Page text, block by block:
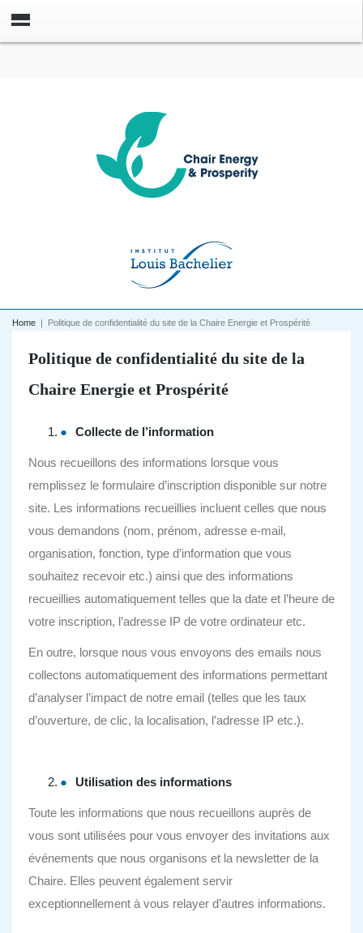
Home | Politique de confidentialité du site de la Chaire Energie et Prospérité
Politique de confidentialité du site de la
Chaire Energie et Prospérité
Collecte de l’information
Nous recueillons des informations lorsque vous
remplissez le formulaire d’inscription disponible sur notre
site. Les informations recueillies incluent celles que nous
vous demandons (nom, prénom, adresse e-mail,
organisation, fonction, type d’information que vous
souhaitez recevoir etc.) ainsi que des informations
recueillies automatiquement telles que la date et l’heure de
votre inscription, l’adresse IP de votre ordinateur etc.
En outre, lorsque nous vous envoyons des emails nous
collectons automatiquement des informations permettant
d’analyser l’impact de notre email (telles que les taux
d’ouverture, de clic, la localisation, l’adresse IP etc.).
Utilisation des informations
Toute les informations que nous recueillons auprès de
vous sont utilisées pour vous envoyer des invitations aux
événements que nous organisons et la newsletter de la
Chaire. Elles peuvent également servir
exceptionnellement à vous relayer d’autres informations.